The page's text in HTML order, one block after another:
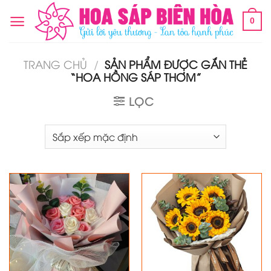
Chuyển
đến
dung
0
TRANG CHỦ / SẢN PHẨM ĐƯỢC GẮN THẺ
“HOA HỒNG SÁP THƠM”
LỌC